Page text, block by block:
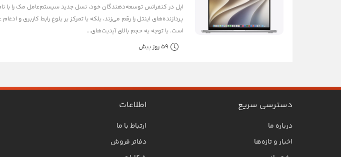
است. با توجه به حجم بالای آپدیت‌های...
59 روز پیش
دسترسی سریع
درباره ما
اخبار و تازه‌ها
اطلاعات
ارتباط با ما
دفاتر فروش